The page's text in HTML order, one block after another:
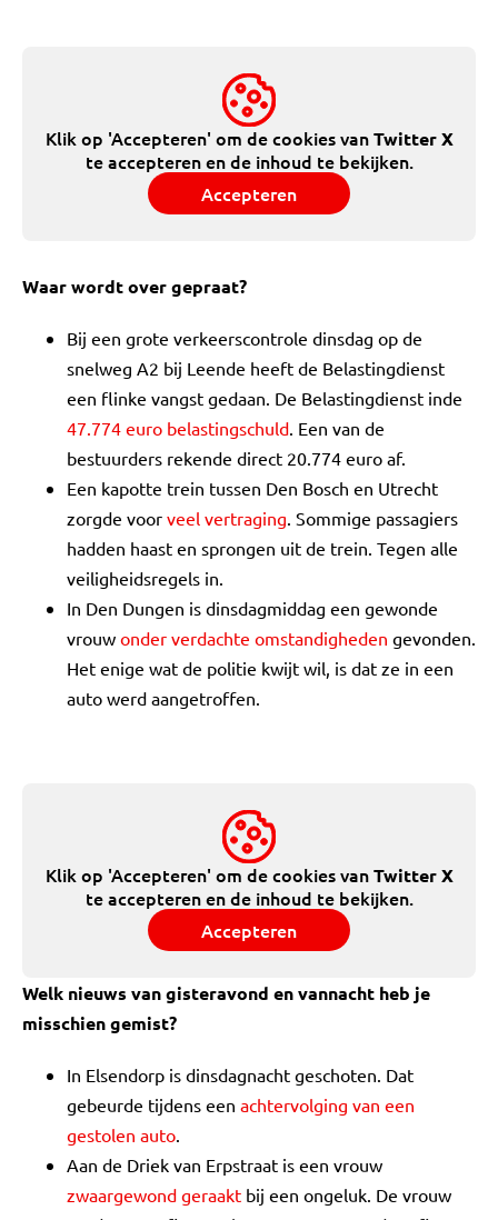
Klik op 'Accepteren' om de cookies vanTwitter X
te accepteren en de inhoud te bekijken.
Accepteren
Waar wordt over gepraat?
Bij een grote verkeerscontrole dinsdag op de
snelweg A2 bij Leende heeft de Belastingdienst
een flinke vangst gedaan. De Belastingdienst inde
47.774 euro belastingschuld. Een van de
bestuurders rekende direct 20.774 euro af.
Een kapotte trein tussen Den Bosch en Utrecht
zorgde voor veel vertraging. Sommige passagiers
hadden haast en sprongen uit de trein. Tegen alle
veiligheidsregels in.
In Den Dungen is dinsdagmiddag een gewonde
vrouw onder verdachte omstandigheden gevonden.
Het enige wat de politie kwijt wil, is dat ze in een
auto werd aangetroffen.
Klik op 'Accepteren' om de cookies vanTwitter X
te accepteren en de inhoud te bekijken.
Accepteren
Welk nieuws van gisteravond en vannacht heb je
misschien gemist?
In Elsendorp is dinsdagnacht geschoten. Dat
gebeurde tijdens een achtervolging van een
gestolen auto.
Aan de Driek van Erpstraat is een vrouw
zwaargewond geraakt bij een ongeluk. De vrouw